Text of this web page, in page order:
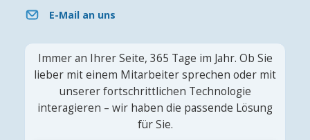
E-Mail an uns
Immer an Ihrer Seite, 365 Tage im Jahr. Ob Sie
lieber mit einem Mitarbeiter sprechen oder mit
unserer fortschrittlichen Technologie
interagieren – wir haben die passende Lösung
für Sie.